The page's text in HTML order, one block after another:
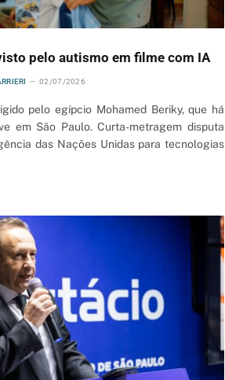
pelo autismo em filme com IA
02/07/2026
pelo egípcio Mohamed Beriky, que há
em São Paulo. Curta-metragem disputa
das Nações Unidas para tecnologias